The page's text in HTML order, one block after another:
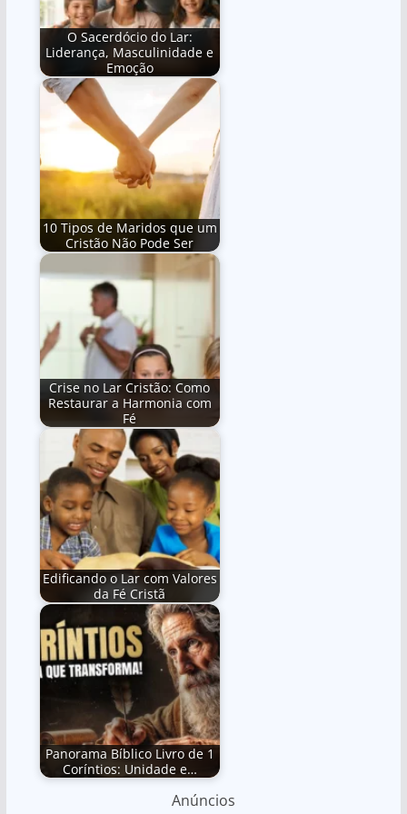
O Sacerdócio do Lar:
Liderança, Masculinidade e
Emoção
10 Tipos de Maridos que um
Cristão Não Pode Ser
Crise no Lar Cristão: Como
Restaurar a Harmonia com
Fé
Edificando o Lar com Valores
da Fé Cristã
Panorama Bíblico Livro de 1
Coríntios: Unidade e…
Anúncios